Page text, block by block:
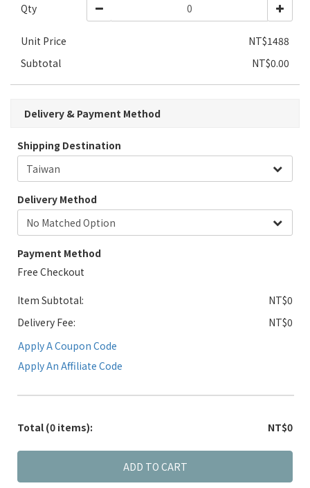
Qty
Unit Price
NT$1488
Subtotal
NT$0.00
Delivery & Payment Method
Shipping Destination
Delivery Method
Payment Method
Free Checkout
Item Subtotal:
NT$0
Delivery Fee:
NT$0
Apply A Coupon Code
Apply An Affiliate Code
Total (0 items): NT$0
ADD TO CART